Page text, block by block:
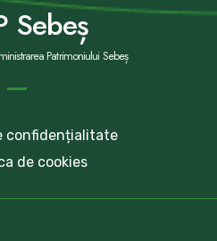
Sebeș
Patrimoniului Sebeș
confidențialitate
de cookies